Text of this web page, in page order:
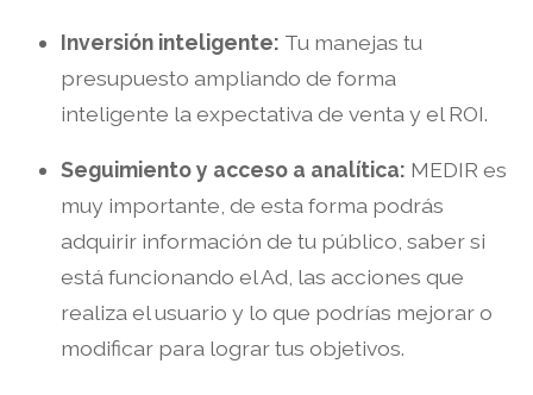
Inversión inteligente: Tu manejas tu
presupuesto ampliando de forma
inteligente la expectativa de venta y el ROI.
Seguimiento y acceso a analítica: MEDIR es
muy importante, de esta forma podrás
adquirir información de tu público, saber si
está funcionando el Ad, las acciones que
realiza el usuario y lo que podrías mejorar o
modificar para lograr tus objetivos.